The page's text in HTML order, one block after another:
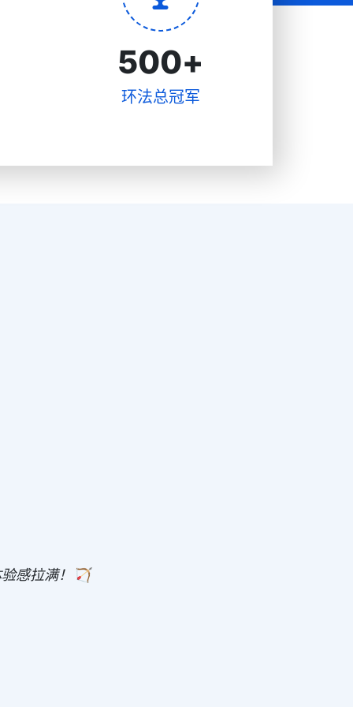
500+
环法总冠军
感拉满！🏹